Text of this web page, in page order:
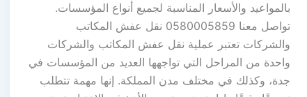
بالمواعيد والأسعار المناسبة لجميع أنواع المؤسسات.
تواصل معنا 0580005859 نقل عفش المكاتب
والشركات تعتبر عملية نقل عفش المكاتب والشركات
واحدة من المراحل التي تواجهها العديد من المؤسسات في
جدة، وكذلك في مختلف مدن المملكة. إنها مهمة تتطلب